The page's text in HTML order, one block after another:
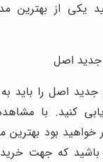
یکی از بهترین
جدید اصل
جدید اصل را باید
کنید. با
خواهید بود
باشید که جهت